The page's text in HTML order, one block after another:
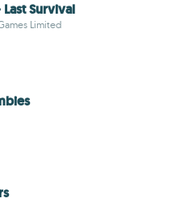
Survival
Limited